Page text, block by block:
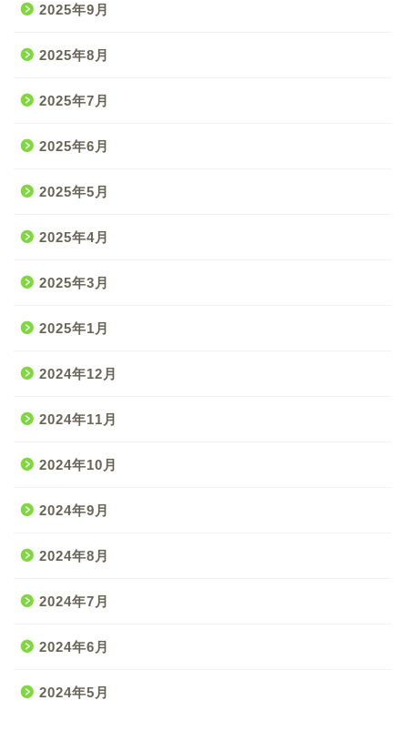
2025年9月
2025年8月
2025年7月
2025年6月
2025年5月
2025年4月
2025年3月
2025年1月
2024年12月
2024年11月
2024年10月
2024年9月
2024年8月
2024年7月
2024年6月
2024年5月